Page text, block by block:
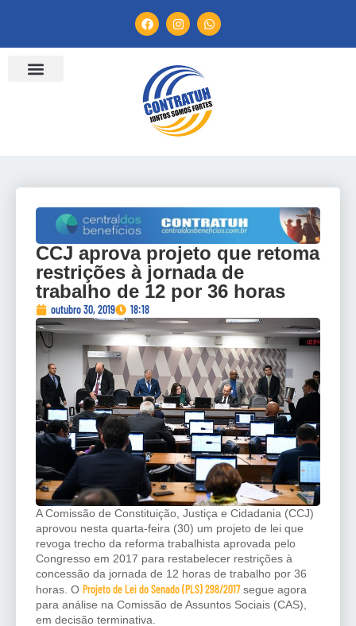
CCJ aprova projeto que retoma
restrições à jornada de
trabalho de 12 por 36 horas
outubro 30, 2019 18:18
A Comissão de Constituição, Justiça e Cidadania (CCJ)
aprovou nesta quarta-feira (30) um projeto de lei que
revoga trecho da reforma trabalhista aprovada pelo
Congresso em 2017 para restabelecer restrições à
concessão da jornada de 12 horas de trabalho por 36
horas. O Projeto de Lei do Senado (PLS) 298/2017segue agora
para análise na Comissão de Assuntos Sociais (CAS),
em decisão terminativa.